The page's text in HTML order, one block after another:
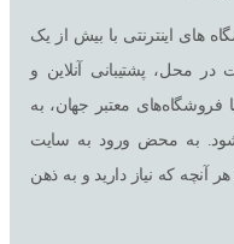
های اینترنتی با بیش از یک
در محل، پشتیبانی آنلاین و
معتبر جهان، به
شود. به محض ورود به سایت
هر آنچه که نیاز دارید و به ذهن